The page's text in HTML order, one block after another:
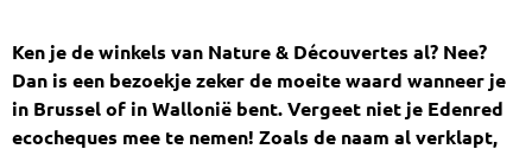
Ken je de winkels van Nature & Découvertes al? Nee?
Dan is een bezoekje zeker de moeite waard wanneer je
in Brussel of in Wallonië bent. Vergeet niet je Edenred
ecocheques mee te nemen! Zoals de naam al verklapt,